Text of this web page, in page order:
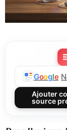
Google
Ajouter
source